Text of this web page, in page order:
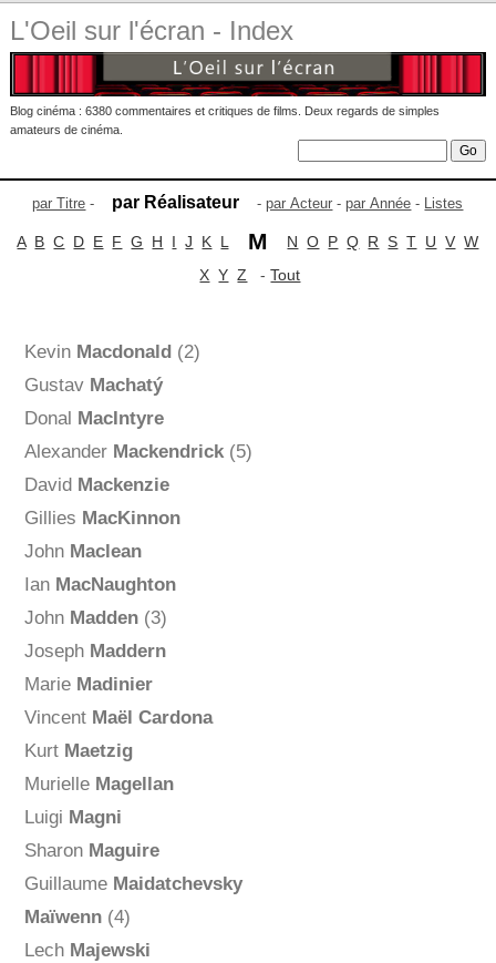
L'Oeil sur l'écran - Index
Blog cinéma : 6380 commentaires et critiques de films. Deux regards de simples
amateurs de cinéma.
par Titre - par Réalisateur -par Acteur -par Année - Listes
A B C D E F G H I J K L M N O P Q R S T U V W
X Y Z -Tout
Kevin Macdonald(2)
Gustav Machatý
Donal MacIntyre
Alexander Mackendrick(5)
David Mackenzie
Gillies MacKinnon
John Maclean
Ian MacNaughton
John Madden(3)
Joseph Maddern
Marie Madinier
Vincent Maël Cardona
Kurt Maetzig
Murielle Magellan
Luigi Magni
Sharon Maguire
Guillaume Maidatchevsky
Maïwenn(4)
Lech Majewski